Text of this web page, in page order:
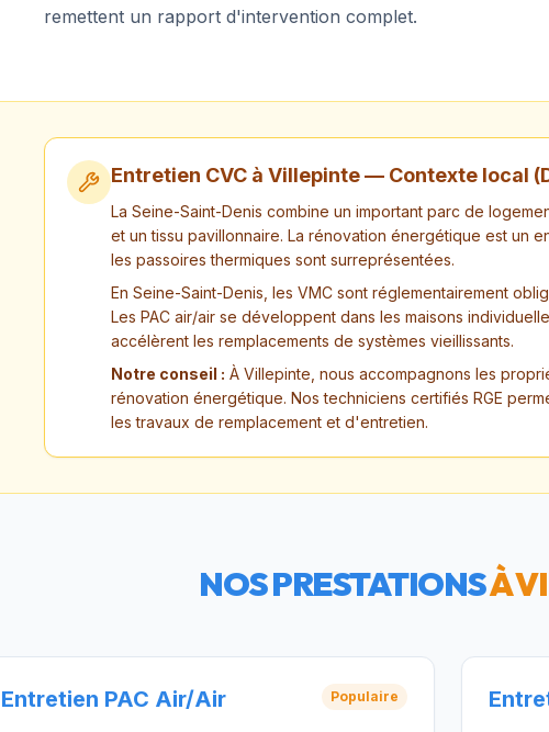
remettent un rapport d'intervention complet.
Entretien CVC à Villepinte— Contexte local
La Seine-Saint-Denis combine un important parc de
et un tissu pavillonnaire. La rénovation énergétique est un
les passoires thermiques sont surreprésentées.
En Seine-Saint-Denis, les VMC sont réglementairement
Les PAC air/air se développent dans les maisons
accélèrent les remplacements de systèmes vieillissants.
Notre conseil : À Villepinte, nous accompagnons les
rénovation énergétique. Nos techniciens certifiés RGE
les travaux de remplacement et d'entretien.
NOS PRESTATIONSÀ
Entretien PAC Air/Air Populaire